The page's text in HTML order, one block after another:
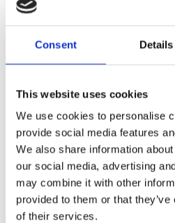
Consent Details
This website uses cookies
We use cookies to personalise
provide social media features
We also share information
our social media, advertising
may combine it with other
provided to them or that
of their services.
Vision X
Stångfäste
OPTITECH
Stångfäste för Vision X
Optitech LED-blixtljus